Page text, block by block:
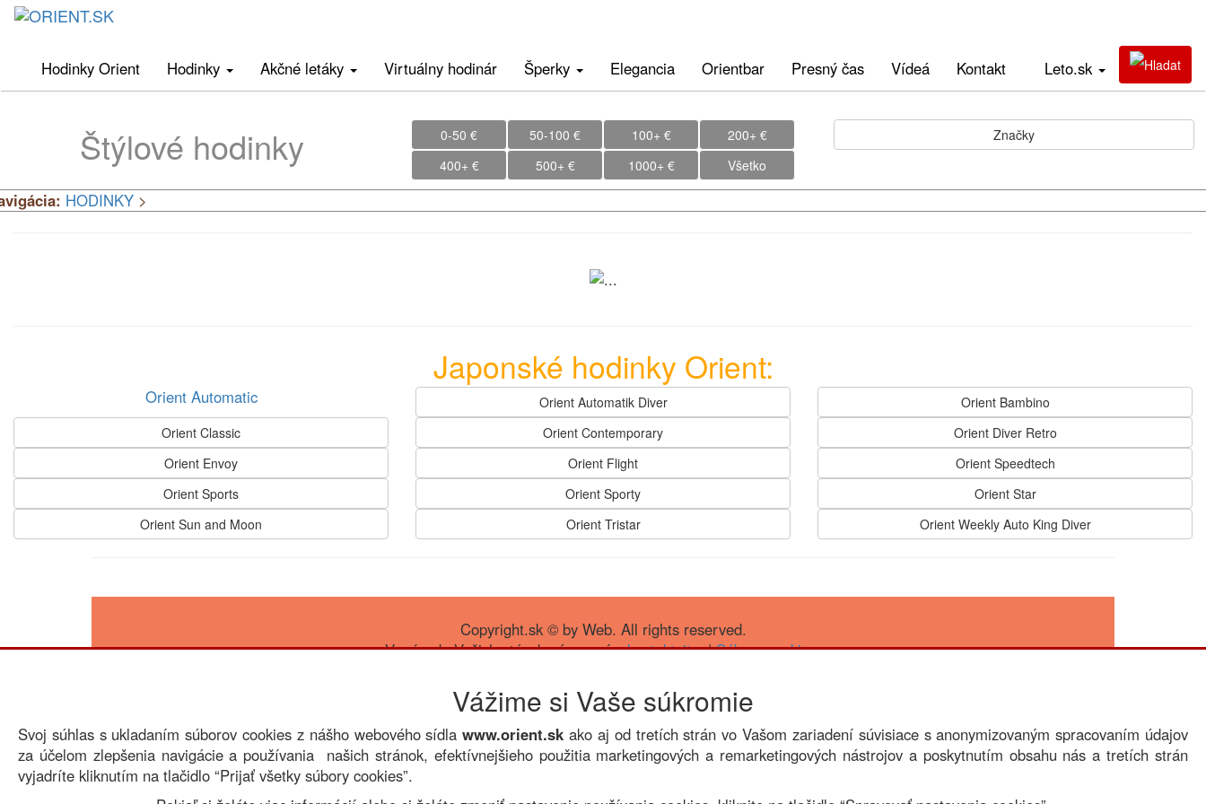
Hodinky Orient Hodinky Akčné letáky Virtuálny hodinár Šperky Elegancia Orientbar Presný čas Vídeá Kontakt Leto.sk
Štýlové hodinky 0-50 € 50-100 € 100+ €
200+ €
400+ €
500+ € 1000+ € Všetko
Značky
HODINKY >
Japonské hodinky Orient:
Orient Automatic Orient Automatik Diver
Orient Bambino
Orient Classic
Orient Contemporary
Orient Diver Retro
Orient Envoy
Orient Flight
Orient Speedtech
Orient Sports
Orient Sporty
Orient Star
Orient Sun and Moon
Orient Tristar Orient Weekly Auto King Diver
Copyright.sk © by Web. All rights reserved.
V prípade Vašich otázok nás prosímkontaktujte. |Súbory cookies.
Vážime si Vaše súkromie
Svoj súhlas s ukladaním súborov cookies z nášho webového sídlawww.orient.sk ako aj od tretích strán vo Vašom zariadení súvisiace s anonymizovaným spracovaním údajov
za účelom zlepšenia navigácie a používania našich stránok, efektívnejšieho použitia marketingových a remarketingových nástrojov a poskytnutím obsahu nás a tretích strán
vyjadríte kliknutím na tlačidlo “Prijať všetky súbory cookies”.